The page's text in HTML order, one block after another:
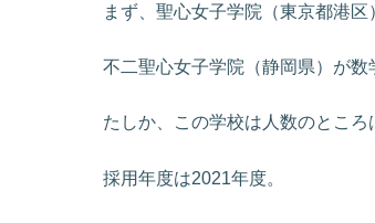
まず、聖心女子学院（東京都港区
不二聖心女子学院（静岡県）が数
たしか、この学校は人数のところ
採用年度は2021年度。